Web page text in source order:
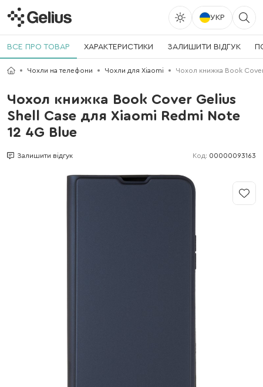
УКР
ВСЕ ПРО ТОВАР ХАРАКТЕРИСТИКИ ЗАЛИШИТИ ВІДГУК
Чохли на телефони Чохли для Xiaomi Чохол книжка Book
Чохол книжка Book Cover Gelius
Shell Case для Xiaomi Redmi Note
12 4G Blue
Залишити відгук Код: 00000093163